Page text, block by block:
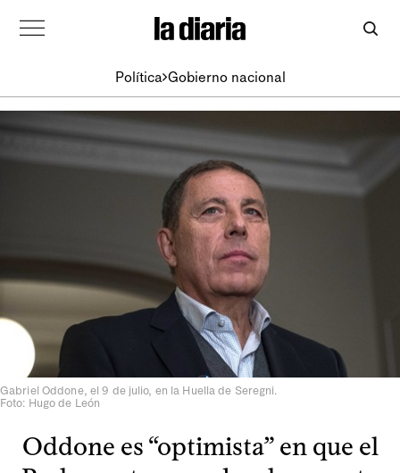
Política Gobierno nacional
Gabriel Oddone, el 9 de julio, en la Huella de Seregni.
Foto: Hugo de León
Oddone es “optimista” en que el